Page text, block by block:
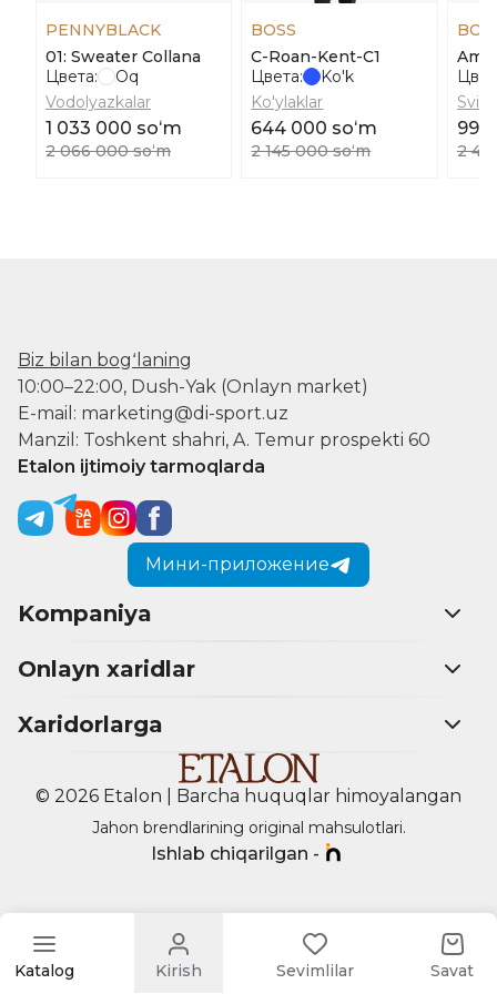
PENNYBLACK
01: Sweater Collana
Цвета:
Oq
Vodolyazkalar
1 033 000 soʻm
2 066 000 soʻm
BOSS
C-Roan-Kent-C1
Цвета:
Ko'k
Ko'ylaklar
644 000 soʻm
2 145 000 soʻm
992
2
Biz bilan bogʻlaning
10:00–22:00, Dush-Yak (Onlayn market)
E-mail: marketing@di-sport.uz
Manzil: Toshkent shahri, A. Temur prospekti 60
Etalon ijtimoiy tarmoqlarda
Мини-приложение
Kompaniya
Onlayn xaridlar
Xaridorlarga
© 2026 Etalon | Barcha huquqlar himoyalangan
Jahon brendlarining original mahsulotlari.
Ishlab chiqarilgan -
Katalog Kirish Sevimlilar Savat